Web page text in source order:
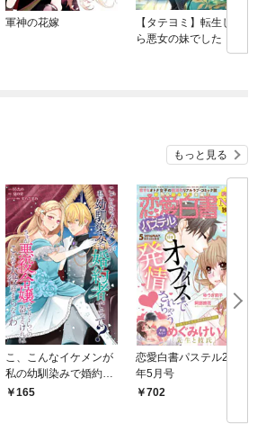
軍神の花嫁
【タテヨミ】転生した
ら悪女の妹でした
もっと見る
こ、こんなイケメンが
私の幼馴染みで婚約者
ですって？ さすが悪役
165
恋愛白書パステル2016
年5月号
702